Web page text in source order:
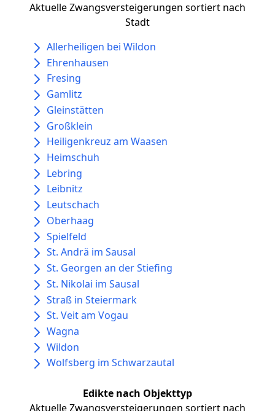
Aktuelle Zwangsversteigerungen sortiert nach
Stadt
Allerheiligen bei Wildon
Ehrenhausen
Fresing
Gamlitz
Gleinstätten
Großklein
Heiligenkreuz am Waasen
Heimschuh
Lebring
Leibnitz
Leutschach
Oberhaag
Spielfeld
St. Andrä im Sausal
St. Georgen an der Stiefing
St. Nikolai im Sausal
Straß in Steiermark
St. Veit am Vogau
Wagna
Wildon
Wolfsberg im Schwarzautal
Edikte nach Objekttyp
Aktuelle Zwangsversteigerungen sortiert nach